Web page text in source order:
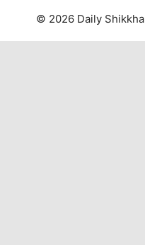
© 2026 Daily Shikkha